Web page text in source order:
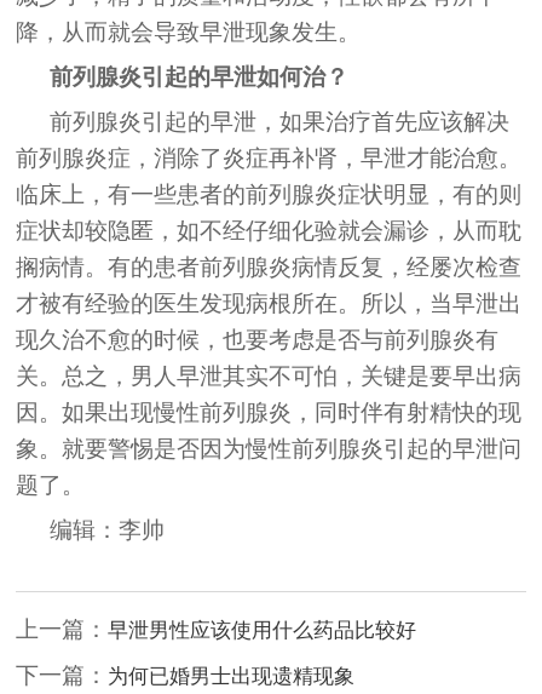
降，从而就会导致早泄现象发生。
前列腺炎引起的早泄如何治？
前列腺炎引起的早泄，如果治疗首先应该解决
前列腺炎症，消除了炎症再补肾，早泄才能治愈。
临床上，有一些患者的前列腺炎症状明显，有的则
症状却较隐匿，如不经仔细化验就会漏诊，从而耽
搁病情。有的患者前列腺炎病情反复，经屡次检查
才被有经验的医生发现病根所在。所以，当早泄出
现久治不愈的时候，也要考虑是否与前列腺炎有
关。总之，男人早泄其实不可怕，关键是要早出病
因。如果出现慢性前列腺炎，同时伴有射精快的现
象。就要警惕是否因为慢性前列腺炎引起的早泄问
题了。
编辑：李帅
上一篇：早泄男性应该使用什么药品比较好
下一篇： 为何已婚男士出现遗精现象